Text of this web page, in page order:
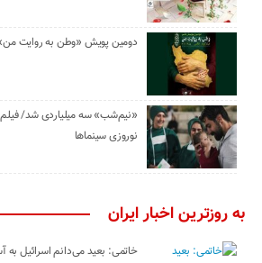
دومین پویش «وطن به روایت
«نیم‌شب» سه میلیاردی شد/ فیلم
نوروزی سینماها
به روزترین اخبار ایران
خاتمی: بعید می‌دانم اسرائیل به